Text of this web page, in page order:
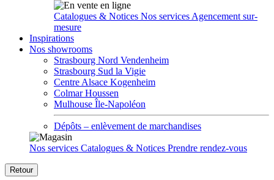
Catalogues & Notices Nos services Agencement sur-
mesure
Inspirations
Nos showrooms
Strasbourg Nord Vendenheim
Strasbourg Sud la Vigie
Centre Alsace Kogenheim
Colmar Houssen
Mulhouse Île-Napoléon
Dépôts – enlèvement de marchandises
Nos services Catalogues & Notices Prendre rendez-vous
Retour